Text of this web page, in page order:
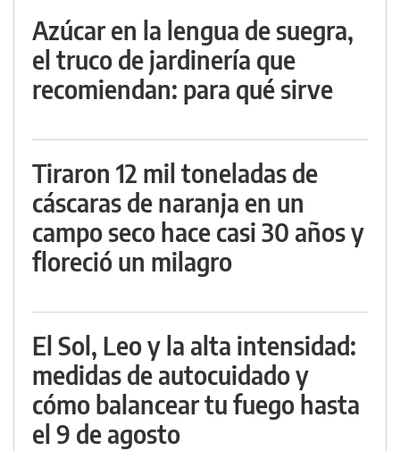
Azúcar en la lengua de suegra,
el truco de jardinería que
recomiendan: para qué sirve
Tiraron 12 mil toneladas de
cáscaras de naranja en un
campo seco hace casi 30 años y
floreció un milagro
El Sol, Leo y la alta intensidad:
medidas de autocuidado y
cómo balancear tu fuego hasta
el 9 de agosto